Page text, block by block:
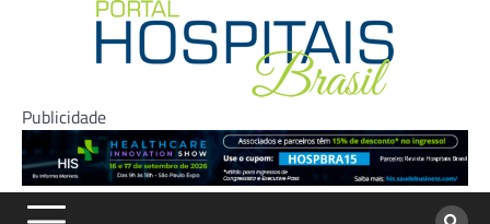
Publicidade